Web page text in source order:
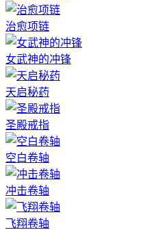
治愈项链
女武神的冲锋
天启秘药
圣殿戒指
空白卷轴
冲击卷轴
飞翔卷轴